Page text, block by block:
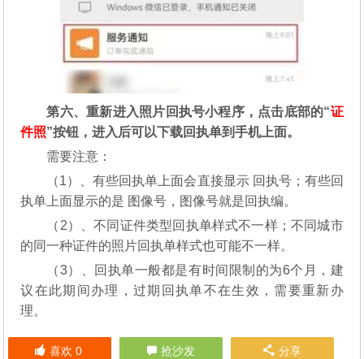
第六、重新进入照片回执号小程序，点击底部的“证
件照”按钮，进入后可以下载回执单到手机上面。
需要注意：
（1）、有些回执单上面会直接显示 回执号；有些回
执单上面显示的是 图像号，图像号就是回执编。
（2）、不同证件类型回执单样式不一样；不同城市
的同一种证件的照片回执单样式也可能不一样。
（3）、回执单一般都是有时间限制的为6个月，建
议在此期间办理，过期回执单不在生效，需要重新办
理。
喜欢 0 抢沙发 分享